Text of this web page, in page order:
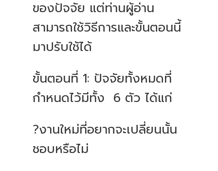
ของปัจจัย แต่ท่านผู้อ่าน
สามารถใช้วิธีการและขั้นตอนนี้
มาปรับใช้ได้
ขั้นตอนที่ 1: ปัจจัยทั้งหมดที่
กำหนดไว้มีทั้ง 6 ตัว ได้แก่
?งานใหม่ที่อยากจะเปลี่ยนนั้น
ชอบหรือไม่